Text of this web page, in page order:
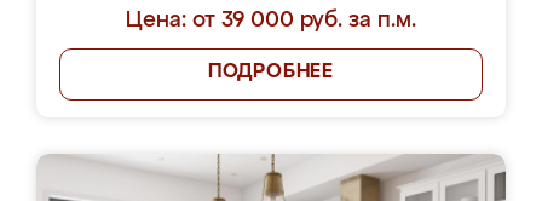
Цена: от 39 000 руб. за п.м.
ПОДРОБНЕЕ